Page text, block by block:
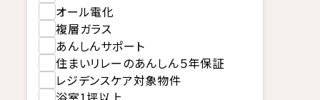
オール電化
複層ガラス
あんしんサポート
住まいリレーのあんしん５年保証
レジデンスケア対象物件